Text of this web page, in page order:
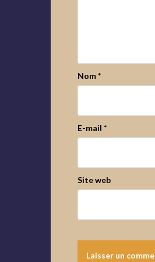
Nom*
E-mail *
Site web